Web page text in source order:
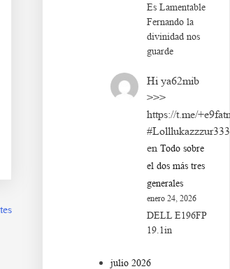
Es Lamentable
Fernando la
divinidad nos
guarde
Hi ya62mib
>>>
https://t.me/
#Lolllukazzzur333
enTodo sobre
el dos más tres
generales
enero 24, 2026
DELL E196FP
19.1in
julio 2026